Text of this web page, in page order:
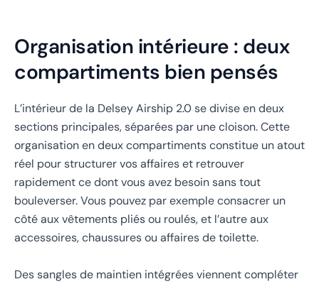
Organisation intérieure : deux
compartiments bien pensés
L’intérieur de la Delsey Airship 2.0 se divise en deux
sections principales, séparées par une cloison. Cette
organisation en deux compartiments constitue un atout
réel pour structurer vos affaires et retrouver
rapidement ce dont vous avez besoin sans tout
bouleverser. Vous pouvez par exemple consacrer un
côté aux vêtements pliés ou roulés, et l’autre aux
accessoires, chaussures ou affaires de toilette.
Des sangles de maintien intégrées viennent compléter